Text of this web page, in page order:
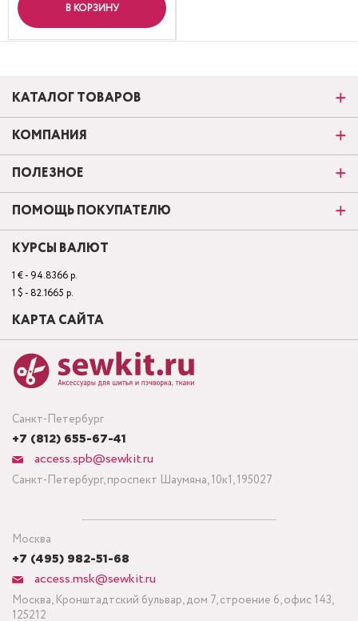
В КОРЗИНУ
Санкт-Петербург
+7 (812) 655-67-41
access.spb@sewkit.ru
Санкт-Петербург, проспект Шаумяна, 10к1, 195027
Москва
+7 (495) 982-51-68
access.msk@sewkit.ru
Москва, Кронштадтский бульвар, дом 7, строение 6, офис 143,
125212
КАТАЛОГ ТОВАРОВ
КОМПАНИЯ
ПОЛЕЗНОЕ
ПОМОЩЬ ПОКУПАТЕЛЮ
КУРСЫ ВАЛЮТ
1 € - 94.8366 р.
1 $ - 82.1665 р.
КАРТА САЙТА